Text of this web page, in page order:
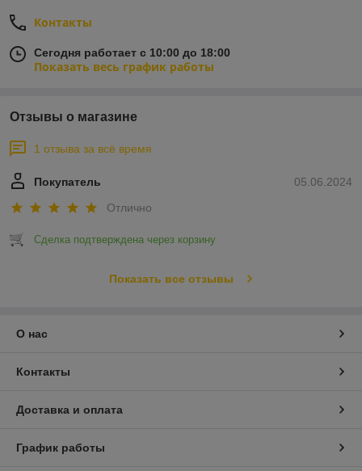
Контакты
Сегодня работает с 10:00 до 18:00
Показать весь график работы
Отзывы о магазине
1 отзыва за всё время
05.06.2024
Покупатель
Отлично
Сделка подтверждена через корзину
Показать все отзывы
О нас
Контакты
Доставка и оплата
График работы